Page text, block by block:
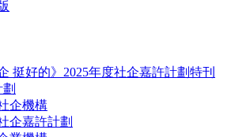
挺好的》2025年度社企嘉許計劃特刊
企機構
企嘉許計劃